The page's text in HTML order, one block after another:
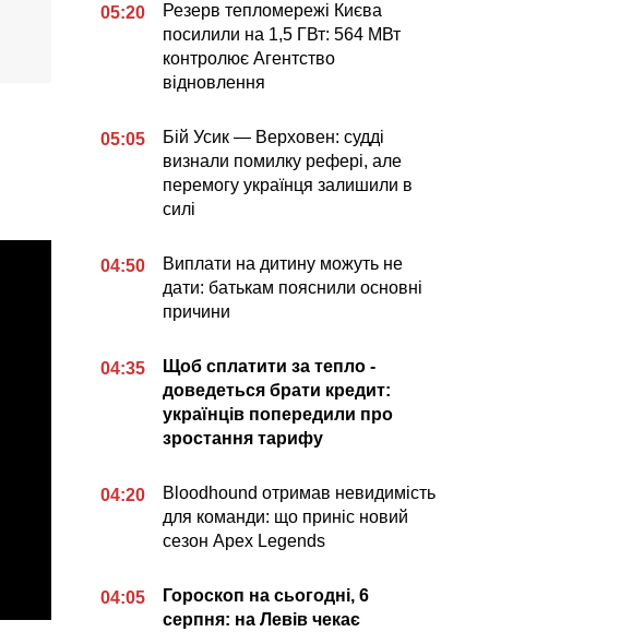
05:20
Резерв тепломережі Києва
посилили на 1,5 ГВт: 564 МВт
контролює Агентство
відновлення
05:05
Бій Усик — Верховен: судді
визнали помилку рефері, але
перемогу українця залишили в
силі
04:50
Виплати на дитину можуть не
дати: батькам пояснили основні
причини
04:35
Щоб сплатити за тепло -
доведеться брати кредит:
українців попередили про
зростання тарифу
04:20
Bloodhound отримав невидимість
для команди: що приніс новий
сезон Apex Legends
04:05
Гороскоп на сьогодні, 6
серпня: на Левів чекає